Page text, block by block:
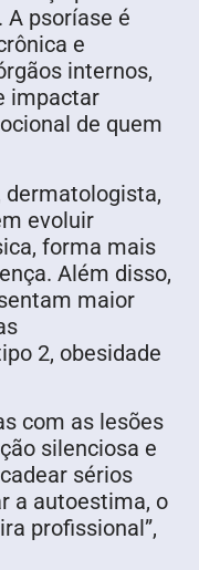
A psoríase é
e
internos,
impactar
de quem
dermatologista,
evoluir
forma mais
Além disso,
maior
2, obesidade
com as lesões
silenciosa e
sérios
a autoestima, o
profissional”,